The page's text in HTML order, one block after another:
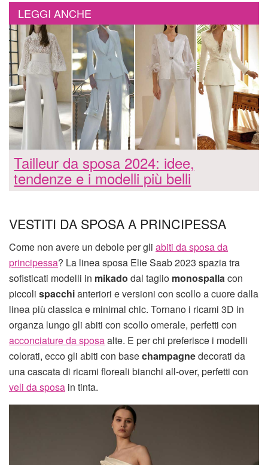
LEGGI ANCHE
Tailleur da sposa 2024: idee,
tendenze e i modelli più belli
VESTITI DA SPOSA A PRINCIPESSA
Come non avere un debole per gli abiti da sposa da
principessa? La linea sposa Elie Saab 2023 spazia tra
sofisticati modelli in mikado dal taglio monospallacon
piccoli spacchianteriori e versioni con scollo a cuore dalla
linea più classica e minimal chic. Tornano i ricami 3D in
organza lungo gli abiti con scollo omerale, perfetti con
acconciature da sposaalte. E per chi preferisce i modelli
colorati, ecco gli abiti con basechampagnedecorati da
una cascata di ricami floreali bianchi all-over, perfetti con
veli da sposa in tinta.